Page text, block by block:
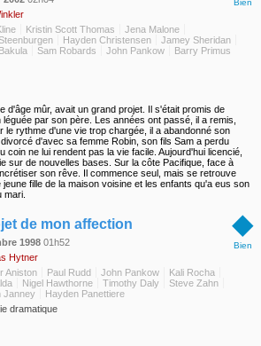
Bien
Kristin Scott Thomas
Jena Malone
Hayden Christensen
Jamey Sheridan
Sam Robards John Pankow
Barry Primus
d'âge mûr, avait un grand projet. Il s'était promis de
par son père. Les années ont passé, il a remis,
le rythme d'une vie trop chargée, il a abandonné son
d'avec sa femme Robin, son fils Sam a perdu
coin ne lui rendent pas la vie facile. Aujourd'hui licencié,
sur de nouvelles bases. Sur la côte Pacifique, face à
son rêve. Il commence seul, mais se retrouve
fille de la maison voisine et les enfants qu'a eus son
◆
Bien
de mon affection
1998 01h52
Hytner
Aniston
Paul Rudd John Pankow
Kali Rocha
Nigel Hawthorne Timothy Daly
Steve Zahn
Janney
Hayden Panettiere
dramatique